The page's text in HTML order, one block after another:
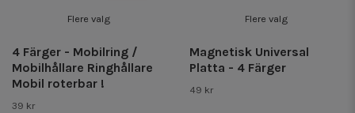
Flere valg
4 Färger - Mobilring /
Mobilhållare Ringhållare
Mobil roterbar !
39 kr
Flere valg
Magnetisk Universal
Platta - 4 Färger
49 kr